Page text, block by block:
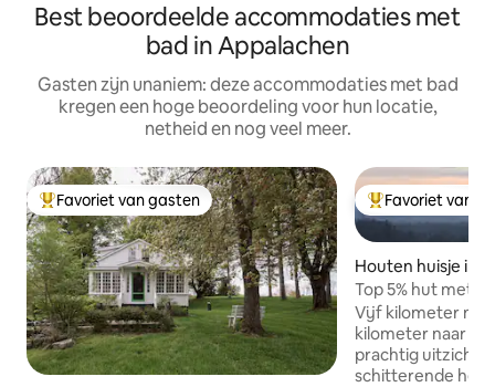
Best beoordeelde accommodaties met
bad in Appalachen
Gasten zijn unaniem: deze accommodaties met bad
kregen een hoge beoordeling voor hun locatie,
netheid en nog veel meer.
Topfavoriet van gasten
Favoriet van gasten Topfavoriet van
Favoriet van
Houten huisje in
ck
Top 5% hut met
bubbelbad, EV, 7
Vijf kilometer
kilometer naar
prachtig uitzicht
schitterende